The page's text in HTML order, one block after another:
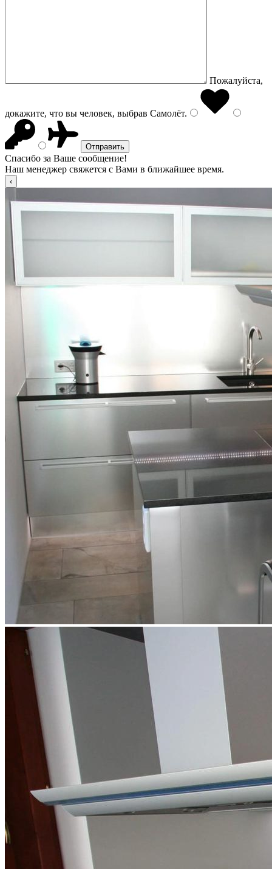
Пожалуйста,
докажите, что вы человек, выбрав Самолёт.
Спасибо за Ваше сообщение!
Наш менеджер свяжется с Вами в ближайшее время.